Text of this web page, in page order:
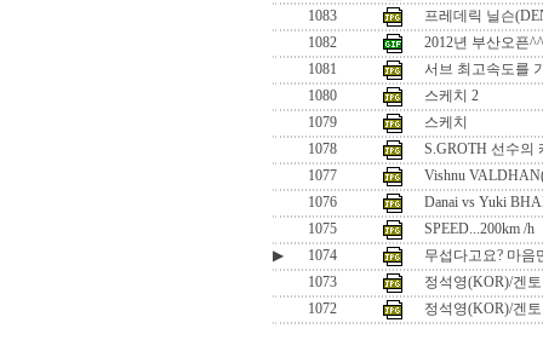
1083
프레데릭 닐슨
1082
2012년 부산오픈^^
1081
서브 최고속도를
1080
스케치 2
1079
스케치
1078
S.GROTH 선수의
1077
Vishnu
1076
Danai vs Yuki
1075
SPEED...200km /h
▶
1074
무섭다고요? 마음
1073
정석영(KOR)/겐
1072
정석영(KOR)/겐